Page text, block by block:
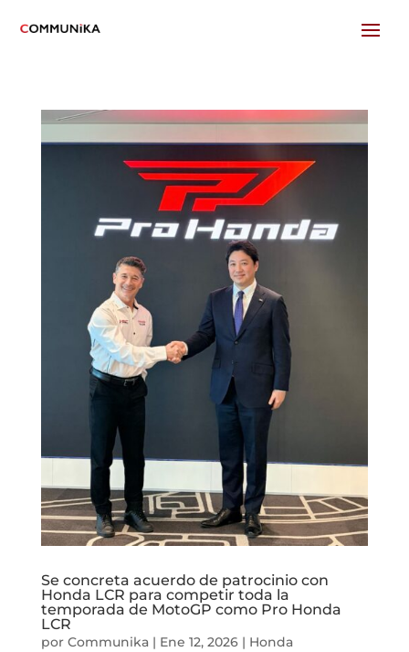
Se concreta acuerdo de patrocinio con
Honda LCR para competir toda la
temporada de MotoGP como Pro Honda
LCR
por Communika| Ene 12, 2026| Honda